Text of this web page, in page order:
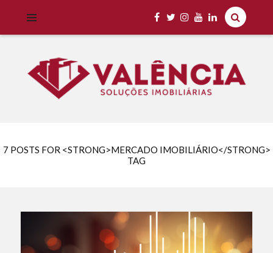
7 POSTS FOR <STRONG>MERCADO IMOBILIÁRIO</STRONG>
TAG